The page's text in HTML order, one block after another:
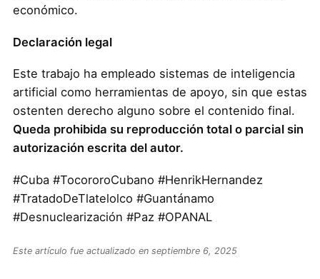
económico.
Declaración legal
Este trabajo ha empleado sistemas de inteligencia
artificial como herramientas de apoyo, sin que estas
ostenten derecho alguno sobre el contenido final.
Queda prohibida su reproducción total o parcial sin
autorización escrita del autor.
#Cuba #TocororoCubano #HenrikHernandez
#TratadoDeTlatelolco #Guantánamo
#Desnuclearización #Paz #OPANAL
Este artículo fue actualizado en septiembre 6, 2025